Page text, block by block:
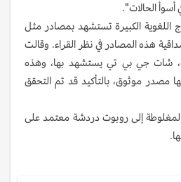
الحالات".
اللغوية الكبيرة تستشهد بمصادر مثل
هذه المصادر في نظر القراء. وقالت
شات جي بي تي يستشهد بها، وهذه
مصدر موثوق، بالتأكيد قد تم التحقق
إلى روبوت دردشة معتمد على